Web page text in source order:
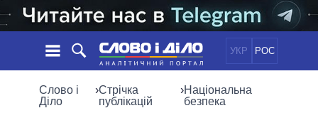
УКР РОС
НОВИНИ
Слово і
Діло
›Стрічка
публікацій
›Національна
безпека